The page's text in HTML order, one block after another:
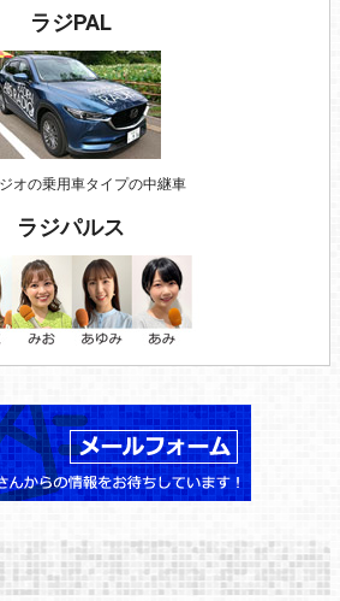
ラジPAL
オの乗用車タイプの中継車
ラジパルス